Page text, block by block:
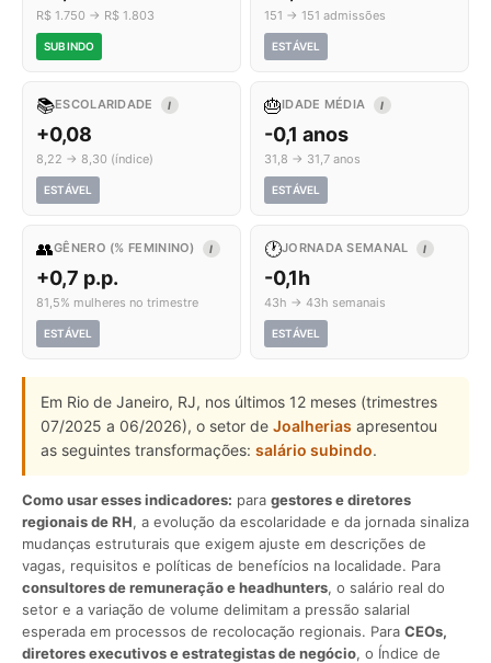
R$ 1.750 → R$ 1.803
SUBINDO
151 → 151 admissões
ESTÁVEL
📚ESCOLARIDADE I
+0,08
8,22 → 8,30 (índice)
ESTÁVEL
🎂IDADE MÉDIA I
-0,1 anos
31,8 → 31,7 anos
ESTÁVEL
👥GÊNERO (% FEMININO) I
+0,7 p.p.
81,5% mulheres no trimestre
ESTÁVEL
🕐JORNADA SEMANAL I
-0,1h
43h → 43h semanais
ESTÁVEL
Em Rio de Janeiro, RJ, nos últimos 12 meses (trimestres
07/2025 a 06/2026), o setor de Joalherias apresentou
as seguintes transformações: salário subindo.
Como usar esses indicadores: para gestores e diretores
regionais de RH, a evolução da escolaridade e da jornada sinaliza
mudanças estruturais que exigem ajuste em descrições de
vagas, requisitos e políticas de benefícios na localidade. Para
consultores de remuneração e headhunters, o salário real do
setor e a variação de volume delimitam a pressão salarial
esperada em processos de recolocação regionais. Para CEOs,
diretores executivos e estrategistas de negócio, o Índice de